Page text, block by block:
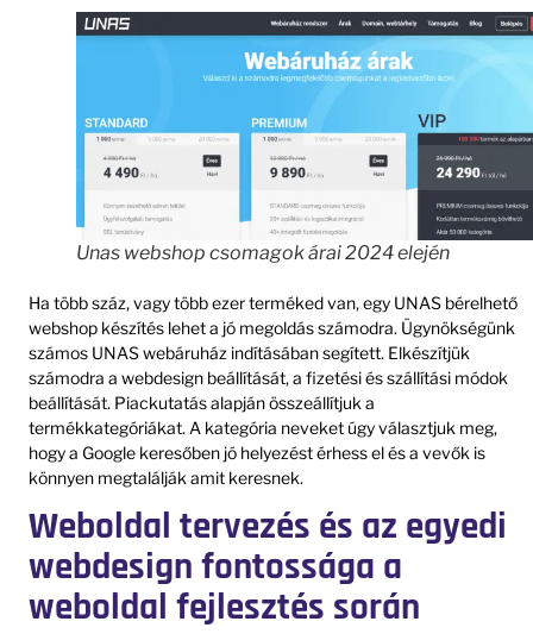
Unas webshop csomagok árai 2024 elején
Ha több száz, vagy több ezer terméked van, egy UNAS bérelhető
webshop készítés lehet a jó megoldás számodra. Ügynökségünk
számos UNAS webáruház indításában segített. Elkészítjük
számodra a webdesign beállítását, a fizetési és szállítási módok
beállítását. Piackutatás alapján összeállítjuk a
termékkategóriákat. A kategória neveket úgy választjuk meg,
hogy a Google keresőben jó helyezést érhess el és a vevők is
könnyen megtalálják amit keresnek.
Weboldal tervezés és az egyedi
webdesign fontossága a
weboldal fejlesztés során